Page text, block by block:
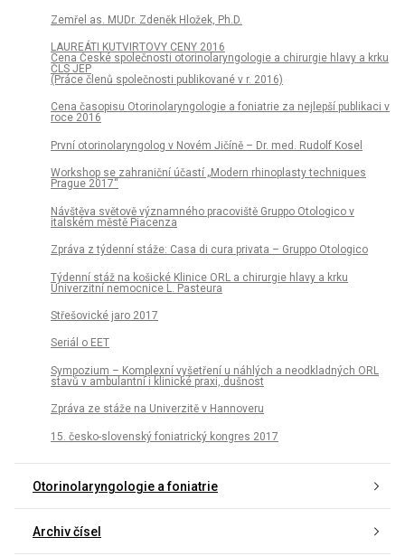
Zemřel as. MUDr. Zdeněk Hložek, Ph.D.
LAUREÁTI KUTVIRTOVY CENY 2016
Cena České společnosti otorinolaryngologie a chirurgie hlavy a krku
ČLS JEP
(Práce členů společnosti publikované v r. 2016)
Cena časopisu Otorinolaryngologie a foniatrie za nejlepší publikaci v
roce 2016
První otorinolaryngolog v Novém Jičíně – Dr. med. Rudolf Kosel
Workshop se zahraniční účastí „Modern rhinoplasty techniques
Prague 2017“
Návštěva světově významného pracoviště Gruppo Otologico v
italském městě Piacenza
Zpráva z týdenní stáže: Casa di cura privata – Gruppo Otologico
Týdenní stáž na košické Klinice ORL a chirurgie hlavy a krku
Univerzitní nemocnice L. Pasteura
Střešovické jaro 2017
Seriál o EET
Sympozium – Komplexní vyšetření u náhlých a neodkladných ORL
stavů v ambulantní i klinické praxi, dušnost
Zpráva ze stáže na Univerzitě v Hannoveru
15. česko-slovenský foniatrický kongres 2017
Otorinolaryngologie a foniatrie
Archiv čísel